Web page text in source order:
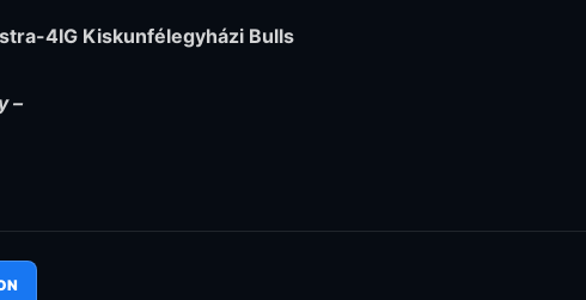
4IG Kiskunfélegyházi Bulls
–